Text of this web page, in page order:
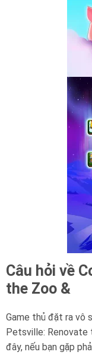
Câu hỏi về
the Zoo &
Game thủ đặt ra vô
Petsville: Renovate
đây, nếu bạn gặp